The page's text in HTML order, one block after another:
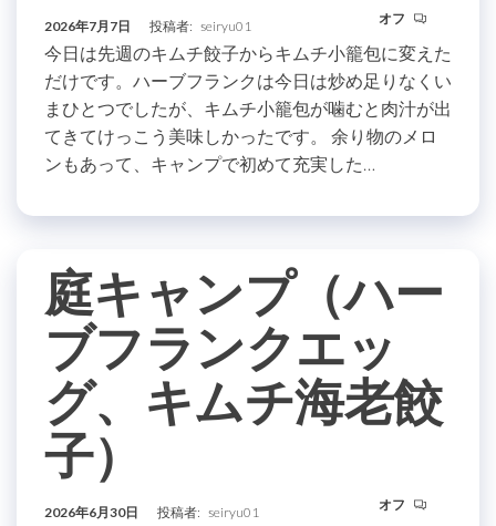
2026年7月7日 投稿者: seiryu01 オフ
今日は先週のキムチ餃子からキムチ小籠包に変えた
だけです。ハーブフランクは今日は炒め足りなくい
まひとつでしたが、キムチ小籠包が噛むと肉汁が出
てきてけっこう美味しかったです。 余り物のメロ
ンもあって、キャンプで初めて充実した…
庭キャンプ（ハー
ブフランクエッ
グ、キムチ海老餃
子）
2026年6月30日 投稿者: seiryu01 オフ